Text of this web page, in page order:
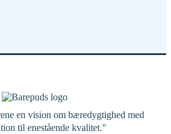
en vision om bæredygtighed med
til enestående kvalitet."